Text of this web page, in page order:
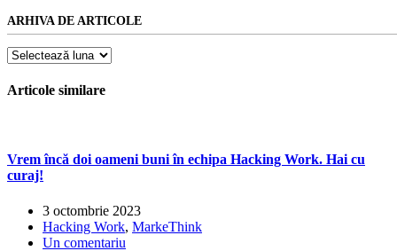
ARHIVA DE ARTICOLE
Arhiva
articole
Articole similare
Vrem încă doi oameni buni în echipa Hacking Work. Hai cu
curaj!
3 octombrie 2023
Hacking Work, MarkeThink
Un comentariu